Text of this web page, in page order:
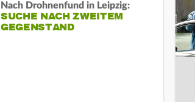
Nach Drohnenfund in Leipzig:
SUCHE NACH ZWEITEM
GEGENSTAND